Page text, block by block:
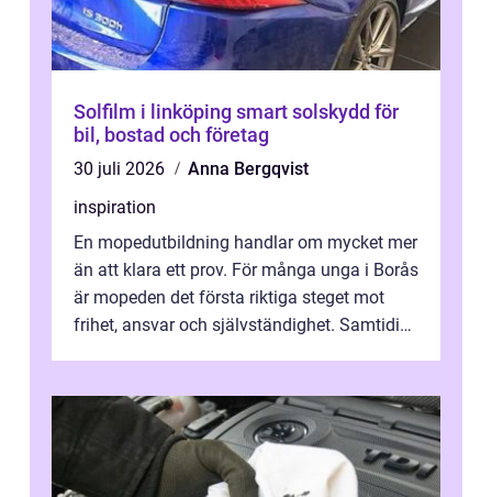
Solfilm i linköping smart solskydd för
bil, bostad och företag
30 juli 2026
Anna Bergqvist
inspiration
En mopedutbildning handlar om mycket mer
än att klara ett prov. För många unga i Borås
är mopeden det första riktiga steget mot
frihet, ansvar och självständighet. Samtidigt